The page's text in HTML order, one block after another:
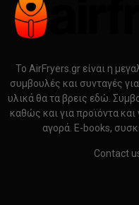
Το AirFryers.gr είναι η
συμβουλές και συνταγές
υλικά θα τα βρεις εδώ.
καθώς και για προϊόντα
αγορά. E-books,
Contact